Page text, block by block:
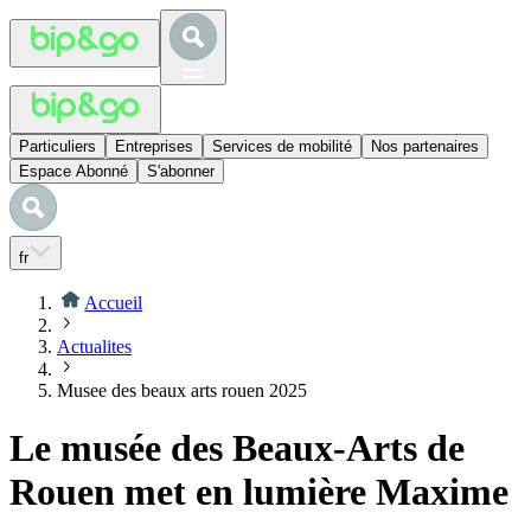
Particuliers Entreprises Services de mobilité
Nos partenaires
Espace Abonné
S'abonner
fr
Accueil
Actualites
Musee des beaux arts rouen 2025
Le musée des Beaux-Arts de
Rouen met en lumière Maxime